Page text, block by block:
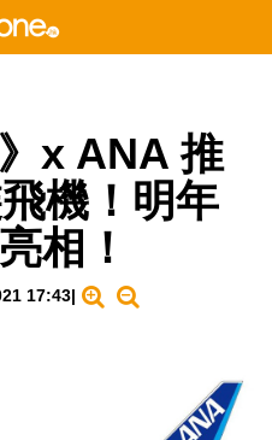
x ANA 推
機！明年
相！
17:43|